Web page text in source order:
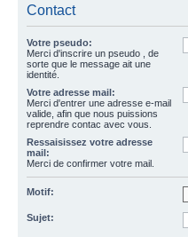
Contact
Votre pseudo:
Merci d'inscrire un pseudo , de
sorte que le message ait une
identité.
Votre adresse mail:
Merci d'entrer une adresse e-mail
valide, afin que nous puissions
reprendre contac avec vous.
Ressaisissez votre adresse
mail:
Merci de confirmer votre mail.
Motif:
Sujet: